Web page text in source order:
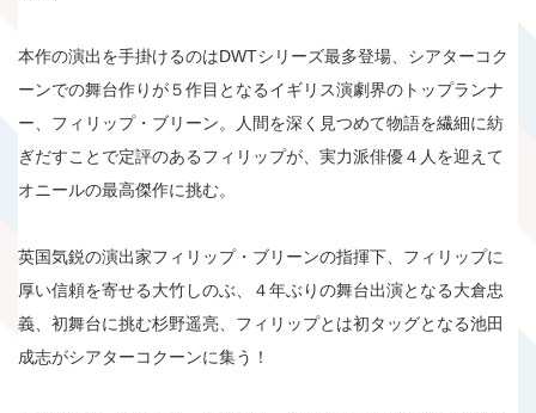
本作の演出を手掛けるのはDWTシリーズ最多登場、シアターコク
ーンでの舞台作りが５作目となるイギリス演劇界のトップランナ
ー、フィリップ・ブリーン。人間を深く見つめて物語を繊細に紡
ぎだすことで定評のあるフィリップが、実力派俳優４人を迎えて
オニールの最高傑作に挑む。
英国気鋭の演出家フィリップ・ブリーンの指揮下、フィリップに
厚い信頼を寄せる大竹しのぶ、４年ぶりの舞台出演となる大倉忠
義、初舞台に挑む杉野遥亮、フィリップとは初タッグとなる池田
成志がシアターコクーンに集う！